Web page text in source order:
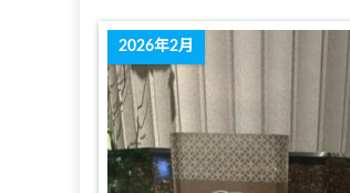
2026年2月